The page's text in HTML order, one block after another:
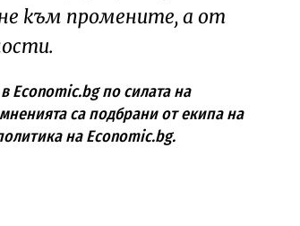
към промените, а от
Economic.bg по силата на
са подбрани от екипа на
на Economic.bg.